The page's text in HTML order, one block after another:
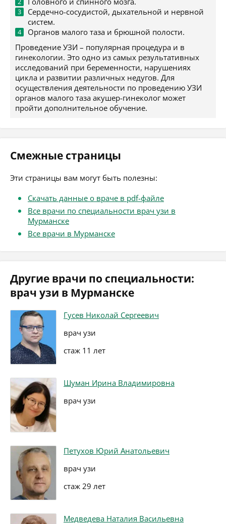
Сердечно-сосудистой, дыхательной и нервной
систем.
Органов малого таза и брюшной полости.
Проведение УЗИ – популярная процедура и в
гинекологии. Это одно из самых результативных
исследований при беременности, нарушениях
цикла и развитии различных недугов. Для
осуществления деятельности по проведению УЗИ
органов малого таза акушер-гинеколог может
пройти дополнительное обучение.
Смежные страницы
Эти страницы вам могут быть полезны:
Скачать данные о враче в pdf-файле
Все врачи по специальности врач узи в
Мурманске
Все врачи в Мурманске
Другие врачи по специальности:
врач узи в Мурманске
Гусев Николай Сергеевич
врач узи
стаж 11 лет
Шуман Ирина Владимировна
врач узи
Петухов Юрий Анатольевич
врач узи
стаж 29 лет
Медведева Наталия Васильевна